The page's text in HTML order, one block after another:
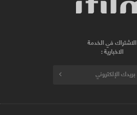
الاشتراك في الخدمة
الاخبارية :